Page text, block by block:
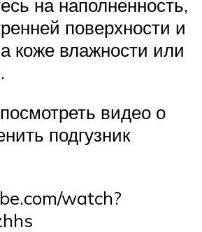
на наполненность,
поверхности и
коже влажности или
видео о
подгузник
watch?